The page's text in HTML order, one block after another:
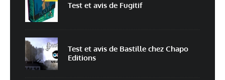
*
Enregistrer mon nom, mon e-mail et mon site dans le navigateur pour
mon prochain commentaire.
Test et avis de Fugitif
Test et avis de Bastille chez Chapo
Editions